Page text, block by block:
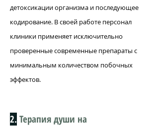
детоксикации организма и последующее
кодирование. В своей работе персонал
клиники применяет исключительно
проверенные современные препараты с
минимальным количеством побочных
эффектов.
2. Терапия души на